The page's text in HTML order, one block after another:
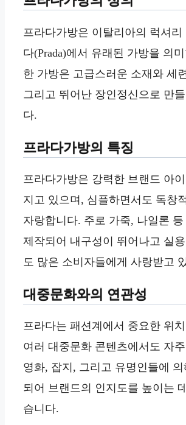
프라다가방은 이탈리아의 럭셔
다(Prada)에서 유래된 가방을 의
한 가방은 고급스러운 소재와 세
그리고 뛰어난 장인정신으로 만
다.
프라다가방의 특징
프라다가방은 강력한 브랜드 아
지고 있으며, 심플하면서도 독창
자랑합니다. 주로 가죽, 나일론 등
제작되어 내구성이 뛰어나고 실
도 많은 소비자들에게 사랑받고
대중문화와의 연관성
프라다는 패션계에서 중요한 위
여러 대중문화 콘텐츠에서도 자
영화, 잡지, 그리고 유명인들에
되어 브랜드의 인지도를 높이는
습니다.